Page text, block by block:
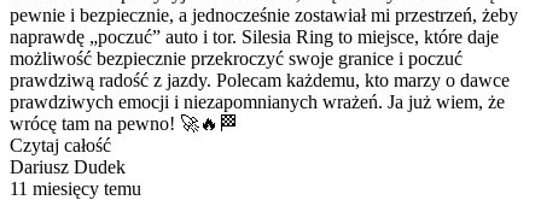
pewnie i bezpiecznie, a jednocześnie zostawiał mi przestrzeń, żeby
naprawdę „poczuć” auto i tor. Silesia Ring to miejsce, które daje
możliwość bezpiecznie przekroczyć swoje granice i poczuć
prawdziwą radość z jazdy. Polecam każdemu, kto marzy o dawce
prawdziwych emocji i niezapomnianych wrażeń. Ja już wiem, że
wrócę tam na pewno! 🚀🔥🏁
Czytaj całość
Dariusz Dudek
11 miesięcy temu